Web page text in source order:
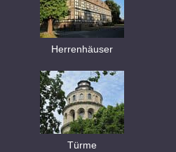
Herrenhäuser
Türme